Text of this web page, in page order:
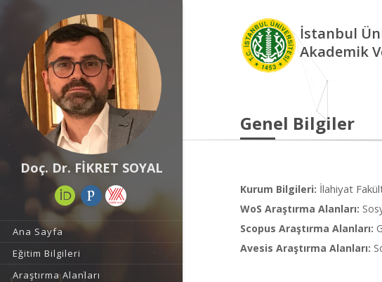
Doç. Dr. FİKRET SOYAL
Ana Sayfa
Eğitim Bilgileri
Araştırma Alanları
İstanbul
Akademik
Genel Bilgiler
Kurum Bilgileri: İlahiyat
WoS Araştırma Alanları:
Scopus Araştırma Alanları:
Avesis Araştırma Alanları: